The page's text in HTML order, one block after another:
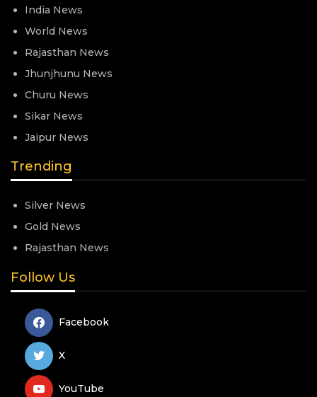
India News
World News
Rajasthan News
Jhunjhunu News
Churu News
Sikar News
Jaipur News
Trending
Silver News
Gold News
Rajasthan News
Follow Us
Facebook
X
YouTube